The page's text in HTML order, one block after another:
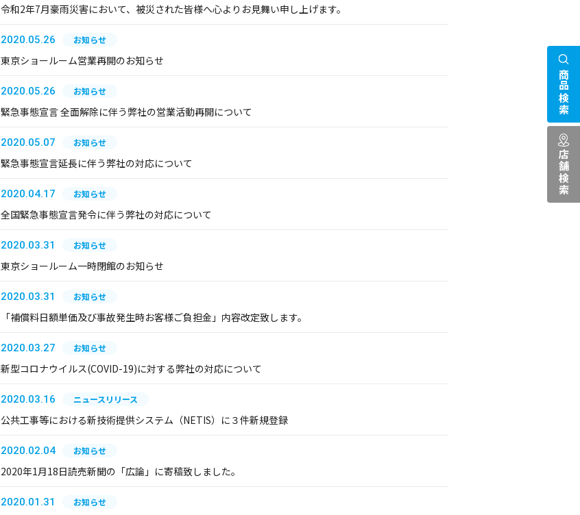
令和2年7月豪雨災害において、被災された皆様へ心よりお見舞い申し上げます。
2020.05.26 お知らせ
東京ショールーム営業再開のお知らせ
2020.05.26 お知らせ
緊急事態宣言 全面解除に伴う弊社の営業活動再開について
2020.05.07 お知らせ
緊急事態宣言延長に伴う弊社の対応について
2020.04.17 お知らせ
全国緊急事態宣言発令に伴う弊社の対応について
2020.03.31 お知らせ
東京ショールーム一時閉館のお知らせ
2020.03.31 お知らせ
「補償料日額単価及び事故発生時お客様ご負担金」内容改定致します。
2020.03.27 お知らせ
新型コロナウイルス(COVID-19)に対する弊社の対応について
2020.03.16 ニュースリリース
公共工事等における新技術提供システム（NETIS）に３件新規登録
2020.02.04 お知らせ
2020年1月18日読売新聞の「広論」に寄稿致しました。
2020.01.31 お知らせ
商品検索
店舗検索